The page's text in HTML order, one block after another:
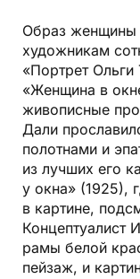
Образ женщины
художникам
«Портрет
«Женщина в
живописные
Дали
полотнами и
из лучших его
у окна» (1925),
в картине,
Концептуалист
рамы белой
пейзаж, и